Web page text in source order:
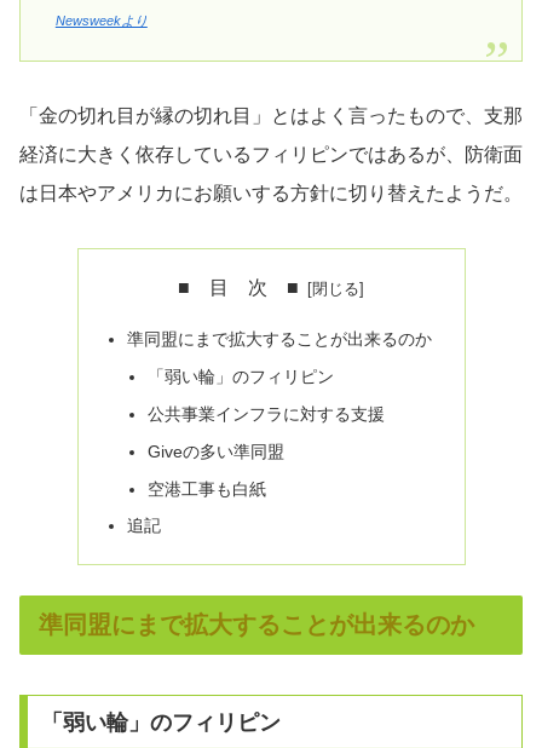
Newsweekより
「金の切れ目が縁の切れ目」とはよく言ったもので、支那
経済に大きく依存しているフィリピンではあるが、防衛面
は日本やアメリカにお願いする方針に切り替えたようだ。
■ 目 次 ■
準同盟にまで拡大することが出来るのか
「弱い輪」のフィリピン
公共事業インフラに対する支援
Giveの多い準同盟
空港工事も白紙
追記
準同盟にまで拡大することが出来るのか
「弱い輪」のフィリピン